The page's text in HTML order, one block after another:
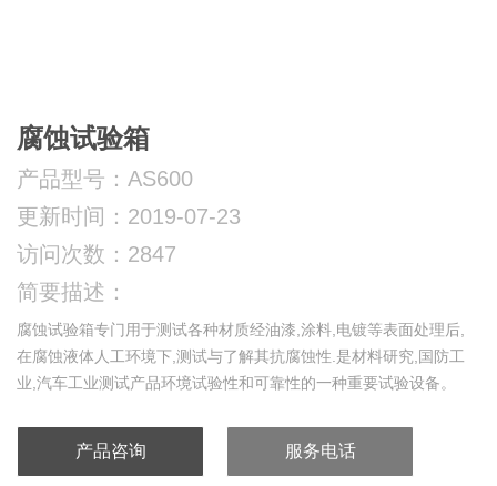
腐蚀试验箱
产品型号：AS600
更新时间：2019-07-23
访问次数：2847
简要描述：
腐蚀试验箱专门用于测试各种材质经油漆,涂料,电镀等表面处理后,
在腐蚀液体人工环境下,测试与了解其抗腐蚀性.是材料研究,国防工
业,汽车工业测试产品环境试验性和可靠性的一种重要试验设备。
产品咨询 服务电话